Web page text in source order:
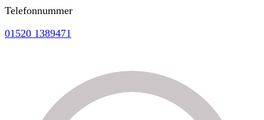
Telefonnummer
01520 1389471